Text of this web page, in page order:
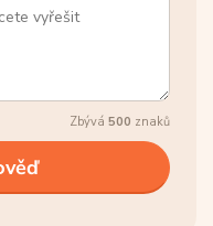
Zbývá 500 znaků